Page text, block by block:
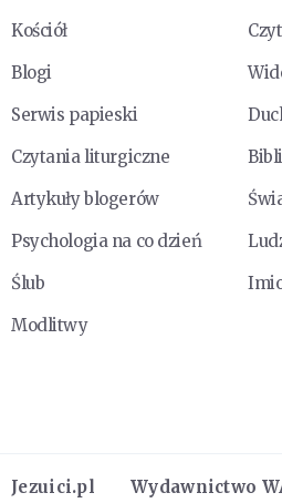
Kościół
Blogi
Serwis papieski
Czytania liturgiczne
Artykuły blogerów
Psychologia na co dzień
Ślub
Modlitwy
Jezuici.pl Wydawnictwo